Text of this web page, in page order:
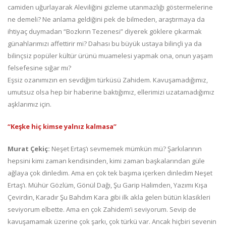
camiden uğurlayarak Aleviliğini gizleme utanmazlığı göstermelerine
ne demeli? Ne anlama geldiğini pek de bilmeden, araştırmaya da
ihtiyaç duymadan “Bozkırın Tezenesi” diyerek göklere çıkarmak
günahlarımızı affettirir mi? Dahası bu büyük ustaya bilinçli ya da
bilinçsiz popüler kültür ürünü muamelesi yapmak ona, onun yaşam
felsefesine sığar mı?
Eşsiz ozanımızın en sevdiğim türküsü Zahidem. Kavuşamadığımız,
umutsuz olsa hep bir haberine baktığımız, ellerimizi uzatamadığımız
aşklarımız için.
“Keşke hiç kimse yalnız kalmasa”
Murat Çekiç: Neşet Ertaş’ı sevmemek mümkün mü? Şarkılarının
hepsini kimi zaman kendisinden, kimi zaman başkalarından güle
ağlaya çok dinledim. Ama en çok tek başıma içerken dinledim Neşet
Ertaş’ı. Mühür Gözlüm, Gönül Dağı, Şu Garip Halimden, Yazımı Kışa
Çevirdin, Karadır Şu Bahdım Kara gibi ilk akla gelen bütün klasikleri
seviyorum elbette. Ama en çok Zahidem’i seviyorum. Sevip de
kavuşamamak üzerine çok şarkı, çok türkü var. Ancak hiçbiri sevenin